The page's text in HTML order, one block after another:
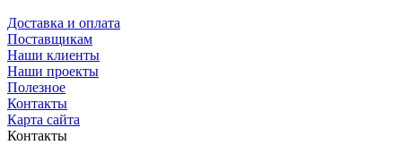
Доставка и оплата
Поставщикам
Наши клиенты
Наши проекты
Полезное
Контакты
Карта сайта
Контакты